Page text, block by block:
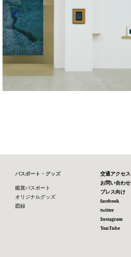
パスポート・グッズ
鑑賞パスポート
オリジナルグッズ
図録
交通アクセス
お問い合わせ
プレス向け
facebook
twitter
Instagram
YouTube